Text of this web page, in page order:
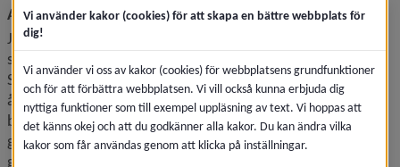
Anhörigvård
Jeenjh voeresh, skiemtjes almejth jallh svihtjeme-heaptojh
såjhtoem jïh viehkiem åeleste åadtjoeh.
Sosiaaletjeanadimmie maahta datnem viehkine årrodh gie
åeliem sujhtedh. Dam maam såjhta maahta v.g.
boelhketjeårroemsijjesne såemies aejkien årrodh jallh
gåetietjeanadimmiem jallh biejjiedarjomh åadtjodh. Datne
gie åeliem såjhtah maahtah aaj viehkiem beetnegijgujmie
Vi använder kakor (cookies) för att skapa en bättre webbplats för
dig!
Vi använder vi oss av kakor (cookies) för webbplatsens grundfunktioner
och för att förbättra webbplatsen. Vi vill också kunna erbjuda dig
nyttiga funktioner som till exempel uppläsning av text. Vi hoppas att
det känns okej och att du godkänner alla kakor. Du kan ändra vilka
kakor som får användas genom att klicka på inställningar.